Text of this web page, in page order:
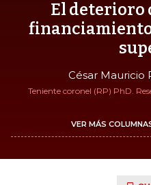
El deterioro
César Mauricio
Teniente coronel (RP) PhD.
VER MÁS